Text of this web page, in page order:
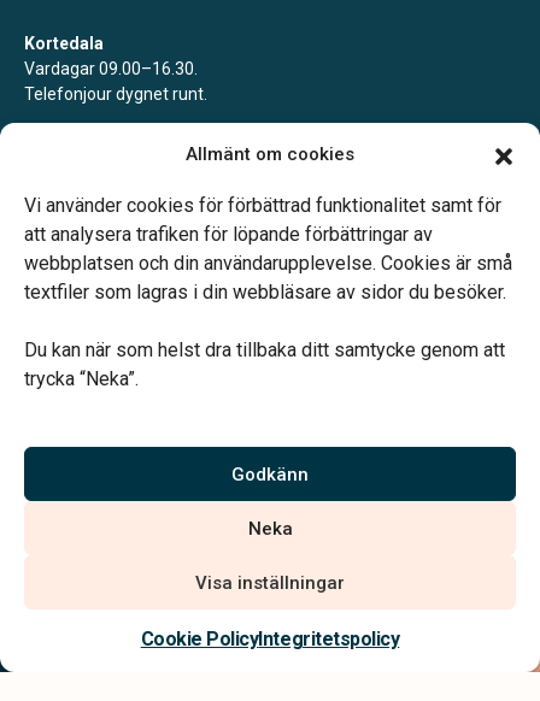
Allmänt om cookies
Vi använder cookies för förbättrad funktionalitet samt för
att analysera trafiken för löpande förbättringar av
webbplatsen och din användarupplevelse. Cookies är små
textfiler som lagras i din webbläsare av sidor du besöker.
Du kan när som helst dra tillbaka ditt samtycke genom att
trycka “Neka”.
Godkänn
Neka
Visa inställningar
Cookie PolicyIntegritetspolicy
Kontakta oss
Kortedala
Vardagar 09.00–16.30.
Telefonjour dygnet runt.
Telefonjour dygnet runt.
Vårt systerbolag Verahill hjälper dig med familjejuridiken –
Vi är auktoriserade av Sveriges Begravningsbyråers Förbund och
har högt ställda krav på utbildning, kvalitet, miljö och arbetsmiljö.